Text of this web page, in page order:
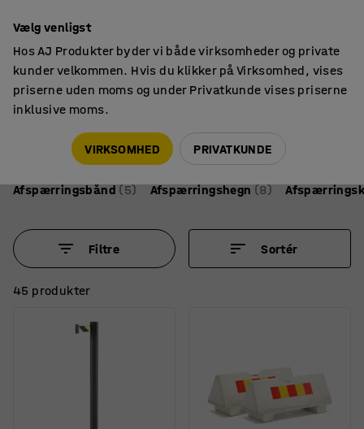
Afspærring
Afspærringsbånd(5) Afspærringshegn(8)
Filtre Sortér
45 produkter
Vælg venligst
Hos AJ Produkter byder vi både virksomheder og private
kunder velkommen. Hvis du klikker på Virksomhed, vises
priserne uden moms og under Privatkunde vises priserne
inklusive moms.
VIRKSOMHED PRIVATKUNDE